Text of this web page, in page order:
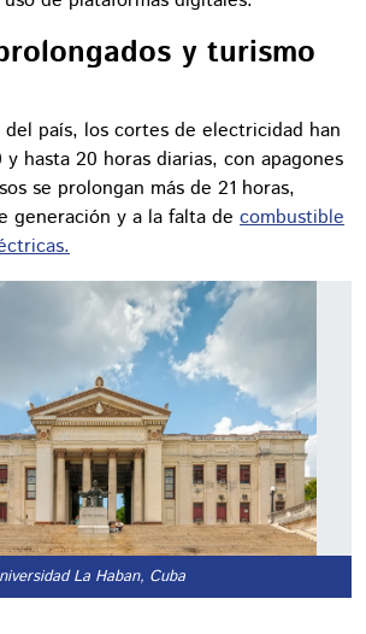
y turismo
del país, los cortes de electricidad han
y hasta 20 horas diarias, con apagones
se prolongan más de 21 horas,
generación y a la falta de combustible
La Haban, Cuba